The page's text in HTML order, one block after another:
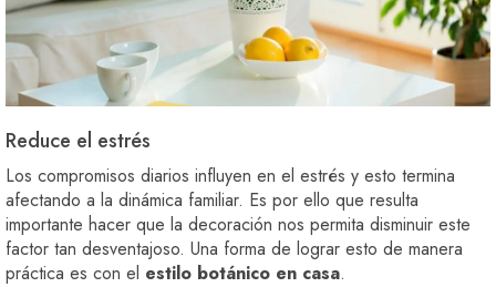
Reduce el estrés
Los compromisos diarios influyen en el estrés y esto termina
afectando a la dinámica familiar. Es por ello que resulta
importante hacer que la decoración nos permita disminuir este
factor tan desventajoso. Una forma de lograr esto de manera
práctica es con el estilo botánico en casa.